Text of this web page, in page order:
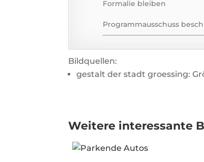
Formalie bleiben
Programmausschuss
Bildquellen:
gestalt der stadt groessing:
Weitere interessante